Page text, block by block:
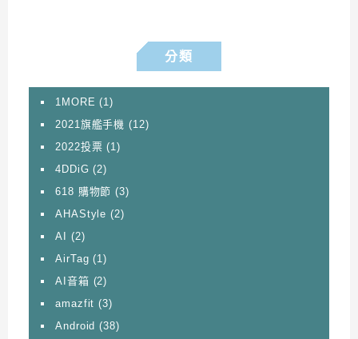
分類
1MORE (1)
2021旗艦手機 (12)
2022投票 (1)
4DDiG (2)
618 購物節 (3)
AHAStyle (2)
AI
(2)
AirTag (1)
AI音箱 (2)
amazfit (3)
Android (38)